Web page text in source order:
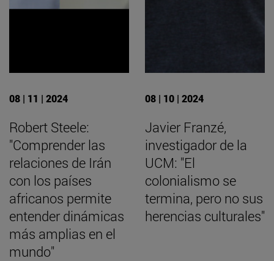
08 | 11 | 2024
Robert Steele:
"Comprender las
relaciones de Irán
con los países
africanos permite
entender dinámicas
más amplias en el
mundo"
08 | 10 | 2024
Javier Franzé,
investigador de la
UCM: "El
colonialismo se
termina, pero no sus
herencias culturales"